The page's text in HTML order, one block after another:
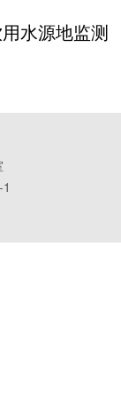
水源地监测